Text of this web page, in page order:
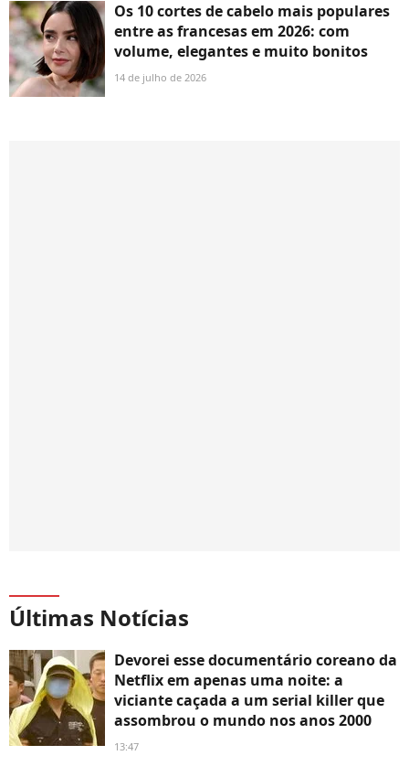
Os 10 cortes de cabelo mais populares
entre as francesas em 2026: com
volume, elegantes e muito bonitos
14 de julho de 2026
Últimas Notícias
Devorei esse documentário coreano da
Netflix em apenas uma noite: a
viciante caçada a um serial killer que
assombrou o mundo nos anos 2000
13:47